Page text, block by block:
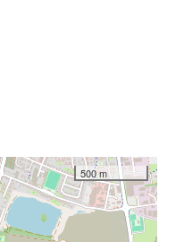
500 m